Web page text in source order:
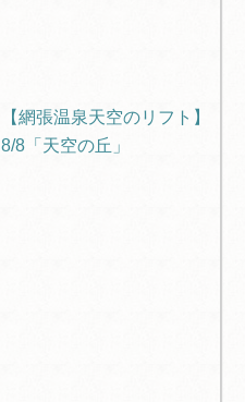
【網張温泉天空のリフト】
8/8「天空の丘」